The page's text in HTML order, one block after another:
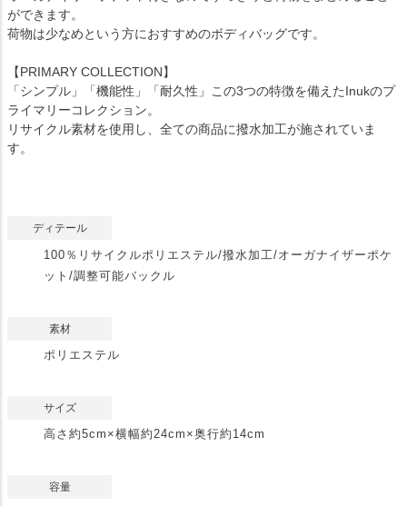
ができます。
荷物は少なめという方におすすめのボディバッグです。
【PRIMARY COLLECTION】
「シンプル」「機能性」「耐久性」この3つの特徴を備えたInukのプ
ライマリーコレクション。
リサイクル素材を使用し、全ての商品に撥水加工が施されていま
す。
ディテール
100％リサイクルポリエステル/撥水加工/オーガナイザーポケ
ット/調整可能バックル
素材
ポリエステル
サイズ
高さ約5cm×横幅約24cm×奥行約14cm
容量